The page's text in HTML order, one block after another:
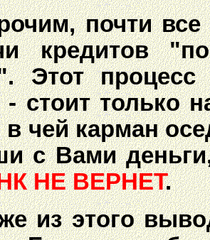
почти
кредитов
Этот
стоит только
в чей карман
с Вами
НЕ ВЕРНЕТ.
из этого